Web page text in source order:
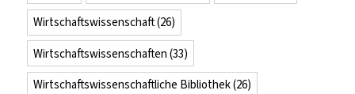
Wirtschaftswissenschaft(26)
Wirtschaftswissenschaften (33)
Wirtschaftswissenschaftliche Bibliothek(26)